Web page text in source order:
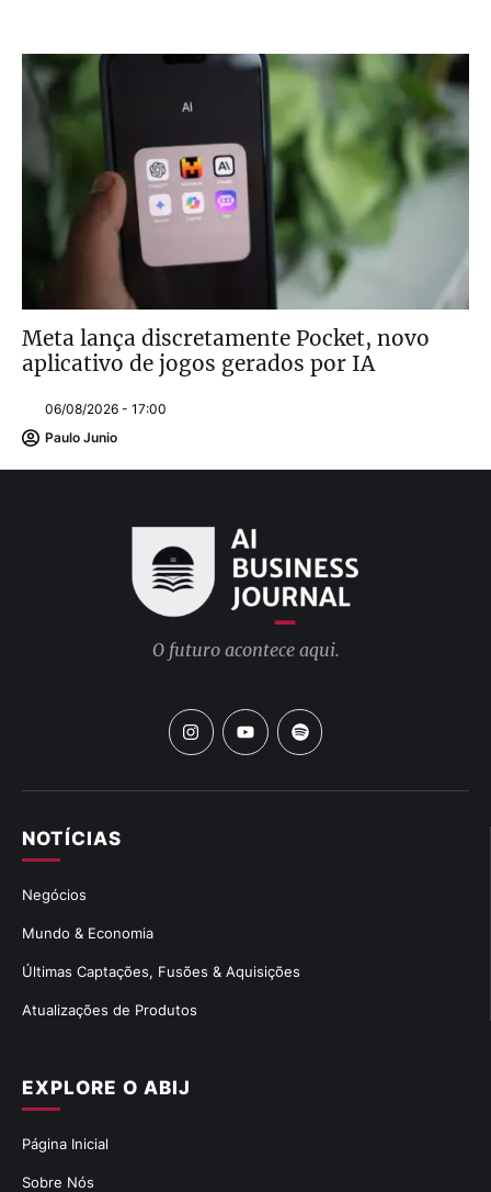
Meta lança discretamente Pocket, novo
aplicativo de jogos gerados por IA
06/08/2026 - 17:00
Paulo Junio
EXPLORE O ABIJ
Página Inicial
Sobre Nós
NOTÍCIAS
Negócios
Mundo & Economia
Últimas Captações, Fusões & Aquisições
Atualizações de Produtos
O futuro acontece aqui.